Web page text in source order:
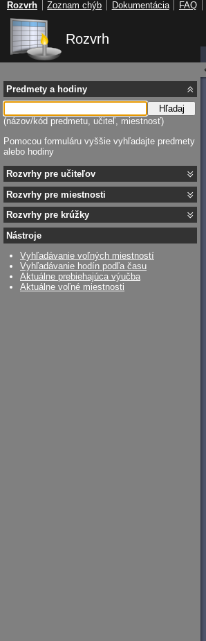
Rozvrh
Predmety a hodiny
Hľadaj
(názov/kód predmetu, učiteľ, miestnosť)
Pomocou formuláru vyššie vyhľadajte predmety
alebo hodiny
Rozvrhy pre učiteľov
Rozvrhy pre miestnosti
Rozvrhy pre krúžky
Nástroje
Vyhľadávanie voľných miestností
Vyhľadávanie hodín podľa času
Aktuálne prebiehajúca výučba
Aktuálne voľné miestnosti
Rozvrh Zoznam chýb Dokumentácia FAQ